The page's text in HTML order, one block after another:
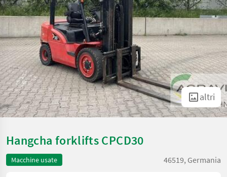
altri
Hangcha forklifts CPCD30
Macchine usate 46519, Germania